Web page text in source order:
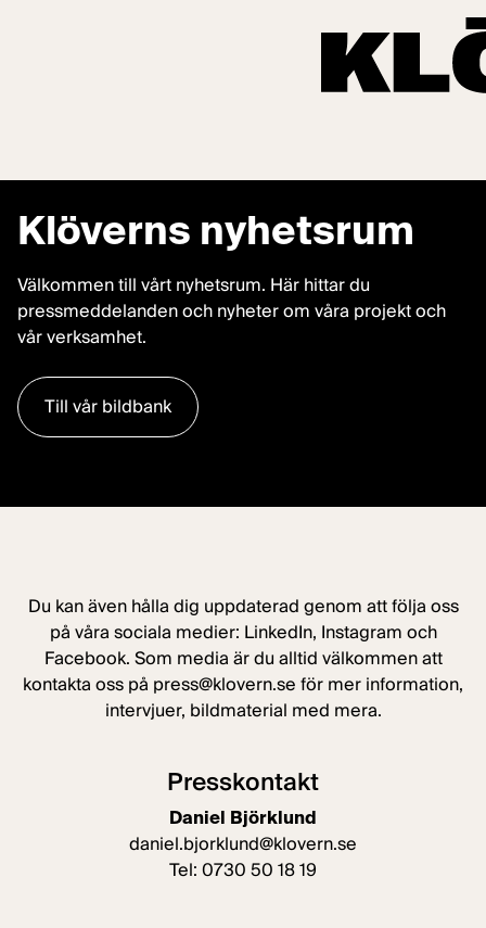
Klöverns nyhetsrum
Välkommen till vårt nyhetsrum. Här hittar du
pressmeddelanden och nyheter om våra projekt och
vår verksamhet.
Till vår bildbank
Du kan även hålla dig uppdaterad genom att följa oss
på våra sociala medier: LinkedIn, Instagram och
Facebook. Som media är du alltid välkommen att
kontakta oss på press@klovern.se för mer information,
intervjuer, bildmaterial med mera.
Presskontakt
Daniel Björklund
daniel.bjorklund@klovern.se
Tel: 0730 50 18 19